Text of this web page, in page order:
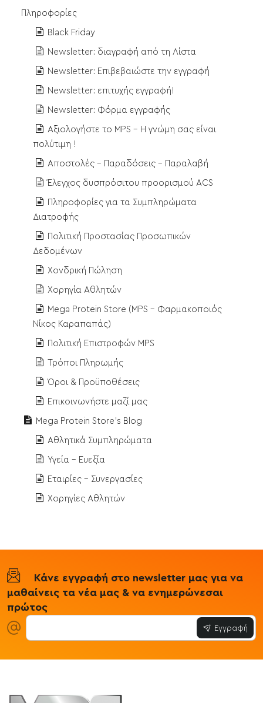
Πληροφορίες
Black Friday
Newsletter: διαγραφή από τη Λίστα
Newsletter: Επιβεβαιώστε την εγγραφή
Newsletter: επιτυχής εγγραφή!
Newsletter: Φόρμα εγγραφής
Αξιολογήστε το MPS - Η γνώμη σας είναι
πολύτιμη !
Αποστολές - Παραδόσεις - Παραλαβή
Έλεγχος δυσπρόσιτου προορισμού ACS
Πληροφορίες για τα Συμπληρώματα
Διατροφής
Πολιτική Προστασίας Προσωπικών
Δεδομένων
Χονδρική Πώληση
Χορηγία Αθλητών
Mega Protein Store (MPS - Φαρμακοποιός
Νίκος Καραπαπάς)
Πολιτική Επιστροφών MPS
Τρόποι Πληρωμής
Όροι & Προϋποθέσεις
Επικοινωνήστε μαζί μας
Mega Protein Store's Blog
Αθλητικά Συμπληρώματα
Υγεία - Ευεξία
Εταιρίες - Συνεργασίες
Χορηγίες Αθλητών
Κάνε εγγραφή στο newsletter μας για να
μαθαίνεις τα νέα μας & να ενημερώνεσαι
πρώτος
Εγγραφή